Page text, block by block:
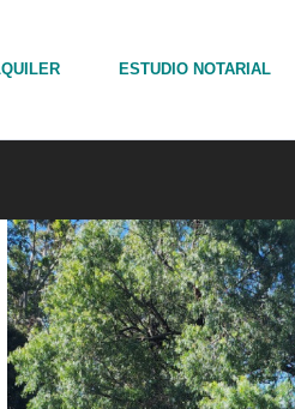
ESTUDIO NOTARIAL